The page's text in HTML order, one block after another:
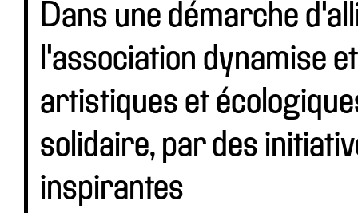
Dans une démarche
l'association dynamise
artistiques et
solidaire, par des
inspirantes